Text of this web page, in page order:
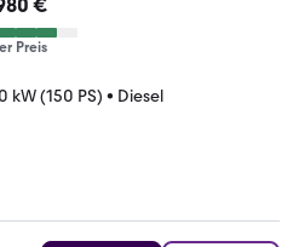
€
Preis
kW (150 PS) • Diesel